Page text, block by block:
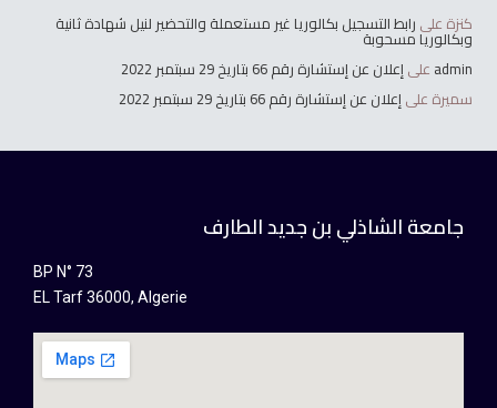
كنزة على رابط التسجيل بكالوريا غير مستعملة والتحضير لنيل شهادة ثانية
وبكالوريا مسحوبة
admin علىإعلان عن إستشارة رقم 66 بتاريخ 29 سبتمبر 2022
سميرة علىإعلان عن إستشارة رقم 66 بتاريخ 29 سبتمبر 2022
جامعة الشاذلي بن جديد الطارف
BP N° 73
EL Tarf 36000, Algerie